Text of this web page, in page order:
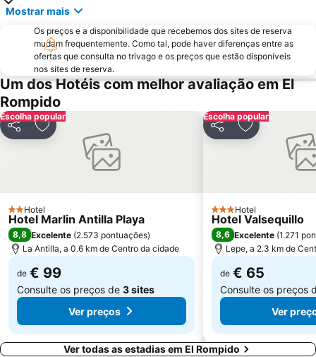
Estação de comboios de Tavira
Porto de Recreio do Guadiana Urbasur
Golf El Rompido
Centro Comercial y de Ocio Islantilla
Puerto Marina El Rompido
Adão e Eva Beach
Arquivo Histórico Municipal de Vila Real de Santo António
Redondela
La Casita Azul
Nueva Umbría
Sítio da Fábrica (Mar) Beach
Pego Fundo
Estação de Ônibus ou Autocarros
Mostrar mais
Os preços e a disponibilidade que recebemos dos sites de reserva
mudam frequentemente. Como tal, pode haver diferenças entre as
ofertas que consulta no trivago e os preços que estão disponíveis
nos sites de reserva.
Um dos Hotéis com melhor avaliação em El
Rompido
Escolha popular
PartilharAdicionar aos favoritos
2 Estrelas
Hotel
Hotel Marlin Antilla Playa
8,8 Excelente (2.573 pontuações)
La Antilla, a 0.6 km de Centro da cidade
de € 99
Consulte os preços de 3 sites
Ver preços
Escolha popular
PartilharAdicionar
3 Estrelas
Hotel
Hotel Valsequillo
8,6 Excelente (1.271
Lepe, a 2.3 km de
de € 65
Consulte os preços
Ver
Ver todas as estadias em El Rompido